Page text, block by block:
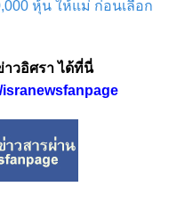
หุ้น ให้แม่ ก่อนเลือก
วอิศรา ได้ที่นี่